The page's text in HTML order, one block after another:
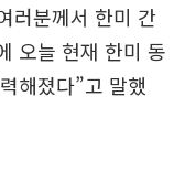
러분께서 한미 간
오늘 현재 한미 동
해졌다”고 말했